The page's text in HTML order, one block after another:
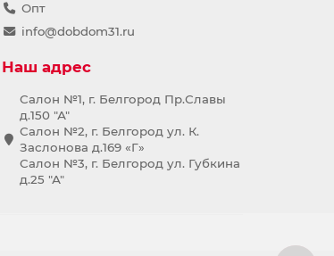
Опт
info@dobdom31.ru
Наш адрес
Салон №1, г. Белгород Пр.Славы
д.150 "А"
Салон №2, г. Белгород ул. К.
Заслонова д.169 «Г»
Салон №3, г. Белгород ул. Губкина
д.25 "А"